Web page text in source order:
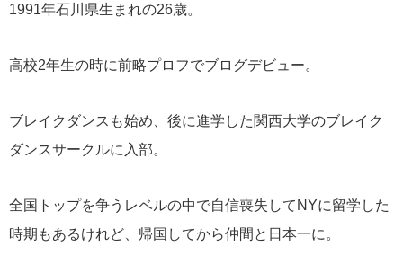
1991年石川県生まれの26歳。
高校2年生の時に前略プロフでブログデビュー。
ブレイクダンスも始め、後に進学した関西大学のブレイク
ダンスサークルに入部。
全国トップを争うレベルの中で自信喪失してNYに留学した
時期もあるけれど、帰国してから仲間と日本一に。